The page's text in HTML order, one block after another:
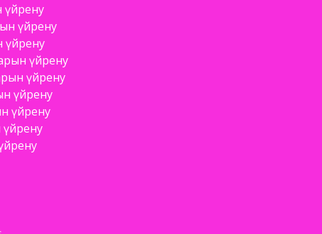
үйрену
үйрену
үйрену
үйрену
үйрену
үйрену
үйрену
үйрену